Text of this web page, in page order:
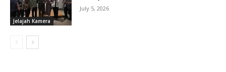
Jelajah Kamera
July 5, 2026